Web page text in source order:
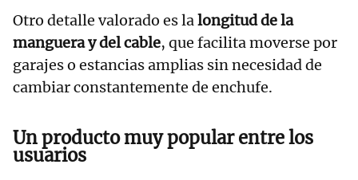
Otro detalle valorado es lalongitud de la
manguera y del cable, que facilita moverse por
garajes o estancias amplias sin necesidad de
cambiar constantemente de enchufe.
Un producto muy popular entre los
usuarios